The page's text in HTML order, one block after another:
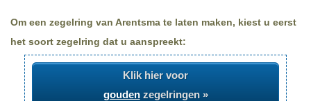
Om een zegelring van Arentsma te laten maken, kiest u eerst
het soort zegelring dat u aanspreekt:
Klik hier voor
goudenzegelringen »